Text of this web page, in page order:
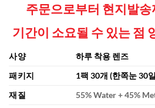
주문으로부터 현지발
기간이 소요될 수 있는 점
사양
하루 착용 렌즈
패키지
1팩 30개 (한쪽눈 30
재질
55% Water + 45%